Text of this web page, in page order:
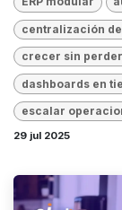
centralización
crecer sin
dashboards en
escalar
29 jul 2025